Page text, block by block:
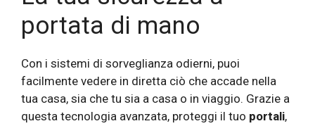
portata di mano
Con i sistemi di sorveglianza odierni, puoi
facilmente vedere in diretta ciò che accade nella
tua casa, sia che tu sia a casa o in viaggio. Grazie a
questa tecnologia avanzata, proteggi il tuo portali,